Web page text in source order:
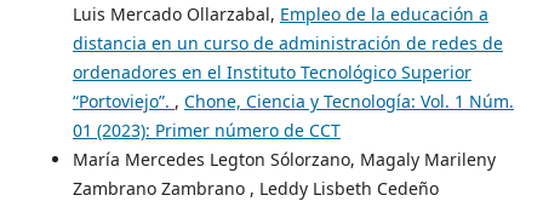
Luis Mercado Ollarzabal, Empleo de la educación a
distancia en un curso de administración de redes de
ordenadores en el Instituto Tecnológico Superior
“Portoviejo”. , Chone, Ciencia y Tecnología: Vol. 1 Núm.
01 (2023): Primer número de CCT
María Mercedes Legton Sólorzano, Magaly Marileny
Zambrano Zambrano , Leddy Lisbeth Cedeño